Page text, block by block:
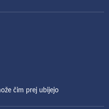
čim prej ubijejo